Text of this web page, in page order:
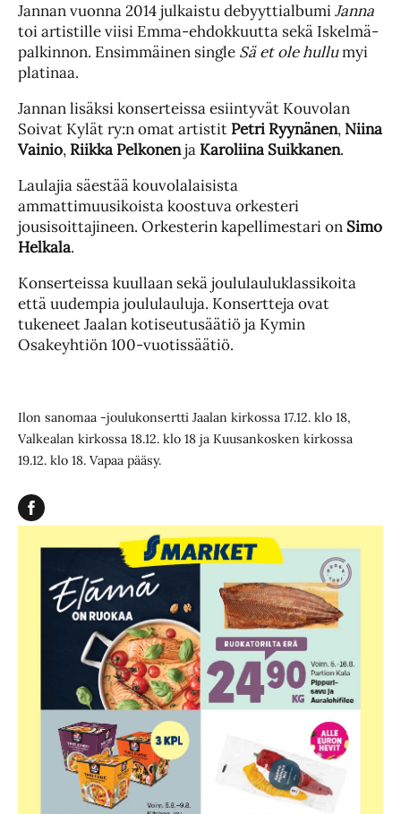
Jannan vuonna 2014 julkaistu debyyttialbumiJanna
toi artistille viisi Emma-ehdokkuutta sekä Iskelmä-
palkinnon. Ensimmäinen single Sä et ole hullumyi
platinaa.
Jannan lisäksi konserteissa esiintyvät Kouvolan
Soivat Kylät ry:n omat artistit Petri Ryynänen, Niina
Vainio, Riikka Pelkonenja Karoliina Suikkanen.
Laulajia säestää kouvolalaisista
ammattimuusikoista koostuva orkesteri
jousisoittajineen. Orkesterin kapellimestari on Simo
Helkala.
Konserteissa kuullaan sekä joululauluklassikoita
että uudempia joululauluja. Konsertteja ovat
tukeneet Jaalan kotiseutusäätiö ja Kymin
Osakeyhtiön 100-vuotissäätiö.
Ilon sanomaa -joulukonsertti Jaalan kirkossa 17.12. klo 18,
Valkealan kirkossa 18.12. klo 18 ja Kuusankosken kirkossa
19.12. klo 18. Vapaa pääsy.